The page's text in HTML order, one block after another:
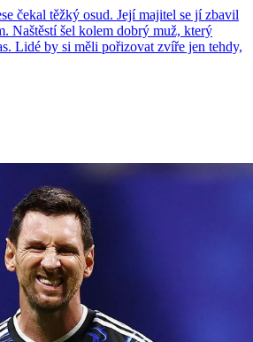
čekal těžký osud. Její majitel se jí zbavil
Naštěstí šel kolem dobrý muž, který
Lidé by si měli pořizovat zvíře jen tehdy,